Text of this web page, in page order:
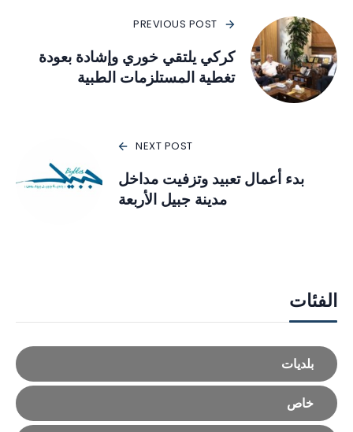
PREVIOUS POST
كركي يلتقي خوري وإشادة بعودة
تغطية المستلزمات الطبية
NEXT POST
بدء أعمال تعبيد وتزفيت مداخل
مدينة جبيل الأربعة
الفئات
بلديات
خاص